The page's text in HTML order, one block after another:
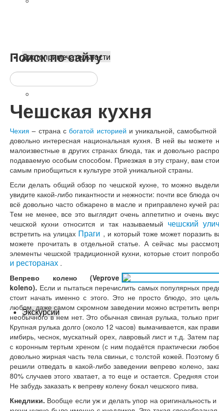
Достопримечательности
Топ-10 достопримечательностей
9 самых необычных
Экскурсии
Поискпо сайту
Чешская кухня
Чехия– страна сбогатой историей и уникальной, самобытной
довольно интересная национальная кухня. В ней вы можете
малоизвестные в других странах блюда, так и довольно
подаваемую особым способом. Приезжая в эту страну, вам
самым приобщиться к культуре этой уникальной страны.
Если делать общий обзор по чешской кухне, то можно
увидите какой-либо пикантности и нежности: почти все
всё довольно часто обжарено в масле и приправлено кучей
Тем не менее, все это выглядит очень аппетитно и очень
чешской кухни относится и так называемый чешский
встретить на улицах Праги , и который тоже может поразить
можете прочитать в отдельной статье. А сейчас мы
элементы чешской традиционной кухни, которые стоит
и ресторанах .
Вепрево колено (Veprove
koleno). Если и пытаться перечислить самых популярных
стоит начать именно с этого. Это не просто блюдо, это
любом, даже самом скромном заведении можно встретить
необычного в нем нет. Это обычная свиная рулька, только
Крупная рулька долго (около 12 часов) вымачивается, как
имбирь, чеснок, мускатный орех, лавровый лист и т.д. Затем
с коронным тертым хреном (с ним подаётся практически
довольно жирная часть тела свиньи, с толстой кожей.
решили отведать в какой-либо заведении вепрево колено,
80% случаев этого хватает, а то еще и остается. Средняя
Не забудь заказать к вепреву колену бокал чешского пива.
Кнедлики. Вообще если уж и делать упор на оригинальность